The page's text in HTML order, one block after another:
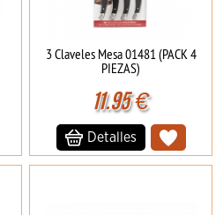
3 Claveles Mesa 01481 (PACK 4
PIEZAS)
11.95€
Detalles